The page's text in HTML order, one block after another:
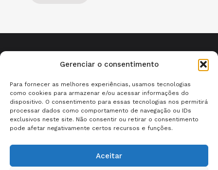
Gerenciar o consentimento
Para fornecer as melhores experiências, usamos tecnologias
como cookies para armazenar e/ou acessar informações do
dispositivo. O consentimento para essas tecnologias nos permitirá
processar dados como comportamento de navegação ou IDs
exclusivos neste site. Não consentir ou retirar o consentimento
pode afetar negativamente certos recursos e funções.
Aceitar
Quem somos?
Trabalhe conosco